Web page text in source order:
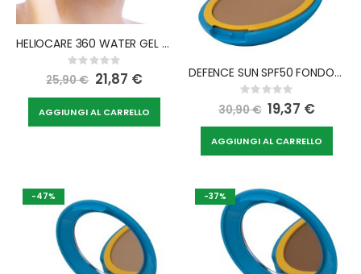
HELIOCARE 360 WATER GEL BEIGE
Rating:
0%
25,90 € Special
Price
21,87 €
AGGIUNGI AL CARRELLO
DEFENCE SUN SPF50 FONDOTINTA COMPATTO SOLARE N2 MEDIUM 10 G
Rating:
0%
30,90 € Special
Price
19,37 €
AGGIUNGI AL CARRELLO
-47% -37%